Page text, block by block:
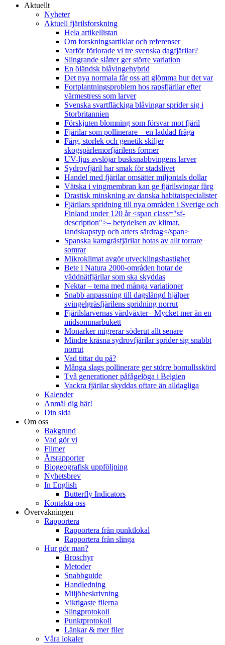
Aktuellt
Nyheter
Aktuell fjärilsforskning
Hela artikellistan
Om forskningsartiklar och referenser
Varför förlorade vi tre svenska dagfjärilar?
Slingrande slåtter ger större variation
En öländsk blåvingehybrid
Det nya normala får oss att glömma hur det var
Fortplantningsproblem hos rapsfjärilar efter
värmestress som larver
Svenska svartfläckiga blåvingar sprider sig i
Storbritannien
Förskjuten blomning som försvar mot fjäril
Fjärilar som pollinerare – en laddad fråga
Färg, storlek och genetik skiljer
skogspärlemorfjärilens former
UV-ljus avslöjar busksnabbvingens larver
Sydrovfjäril har smak för stadslivet
Handel med fjärilar omsätter miljontals dollar
Vätska i vingmembran kan ge fjärilsvingar färg
Drastisk minskning av danska habitatspecialister
Fjärilars spridning till nya områden i Sverige och
Finland under 120 år <span class="sf-
description">– betydelsen av klimat,
landskapstyp och arters särdrag</span>
Spanska kamgräsfjärilar hotas av allt torrare
somrar
Mikroklimat avgör utvecklingshastighet
Bete i Natura 2000-områden hotar de
väddnätfjärilar som ska skyddas
Nektar – tema med många variationer
Snabb anpassning till dagslängd hjälper
svingelgräsfjärilens spridning norrut
Fjärilslarvernas värdväxter– Mycket mer än en
midsommarbukett
Monarker migrerar söderut allt senare
Mindre kräsna sydrovfjärilar sprider sig snabbt
norrut
Vad tittar du på?
Många slags pollinerare ger större bomullsskörd
Två generationer påfågelöga i Belgien
Vackra fjärilar skyddas oftare än alldagliga
Kalender
Anmäl dig här!
Din sida
Om oss
Bakgrund
Vad gör vi
Filmer
Årsrapporter
Biogeografisk uppföljning
Nyhetsbrev
In English
Butterfly Indicators
Kontakta oss
Övervakningen
Rapportera
Rapportera från punktlokal
Rapportera från slinga
Hur gör man?
Broschyr
Metoder
Snabbguide
Handledning
Miljöbeskrivning
Viktigaste filerna
Slingprotokoll
Punktprotokoll
Länkar & mer filer
Våra lokaler